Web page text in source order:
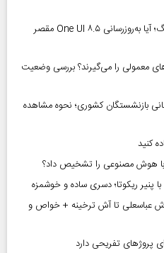
بحران باتری در گوشی‌های سامسونگ؛ آیا به‌روزرسانی One UI ۸.۵ مقصر
معمولی را می‌گیرند؟ بررسی وضعیت
۷۵ میلیون تومانی بازنشستگان کشوری؛ نحوه مشاهده
هوش مصنوعی را تشخیص داد؟
ریکوتا؛ دسری ساده و خوشمزه
آش عباسعلی تا آش ترخینه + خواص و
پروژهای تفریحی دارد